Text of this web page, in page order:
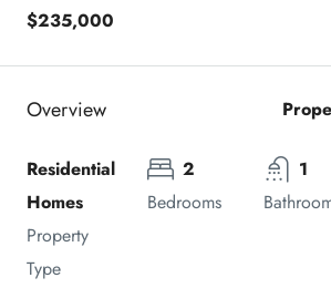
$235,000
Overview
Residential
Homes
Property
Type
2
Bedrooms
1